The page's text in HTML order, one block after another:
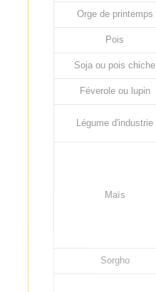
Orge de printemps
Pois
Soja ou pois chiche
Féverole ou lupin
Légume d'industrie
Maïs
Sorgho